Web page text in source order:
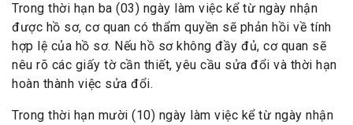
Trong thời hạn ba (03) ngày làm việc kể từ ngày nhận
được hồ sơ, cơ quan có thẩm quyền sẽ phản hồi về tính
hợp lệ của hồ sơ. Nếu hồ sơ không đầy đủ, cơ quan sẽ
nêu rõ các giấy tờ cần thiết, yêu cầu sửa đổi và thời hạn
hoàn thành việc sửa đổi.
Trong thời hạn mười (10) ngày làm việc kể từ ngày nhận